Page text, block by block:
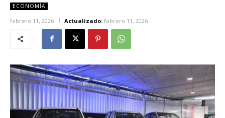
ECONOMÍA
febrero 11, 2026 Actualizado: febrero 11, 2026